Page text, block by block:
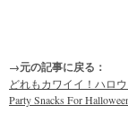
→元の記事に戻る：
どれもカワイイ！ハロ
Party Snacks For